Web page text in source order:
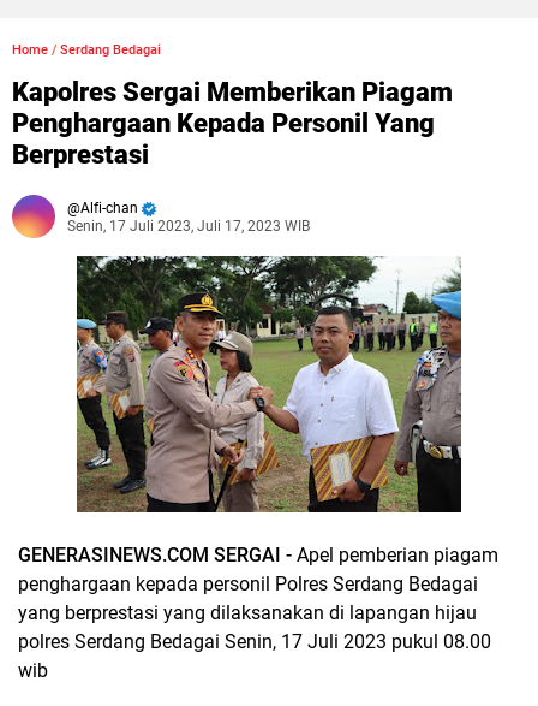
Home / Serdang Bedagai
Kapolres Sergai Memberikan Piagam
Penghargaan Kepada Personil Yang
Berprestasi
Alfi-chan
Senin, 17 Juli 2023, Juli 17, 2023 WIB
GENERASINEWS.COM SERGAI - Apel pemberian piagam
penghargaan kepada personil Polres Serdang Bedagai
yang berprestasi yang dilaksanakan di lapangan hijau
polres Serdang Bedagai Senin, 17 Juli 2023 pukul 08.00
wib